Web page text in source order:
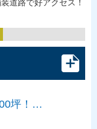
道路で好アクセス！
坪！…